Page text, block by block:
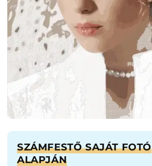
SZÁMFESTŐ SAJÁT FOTÓ
ALAPJÁN